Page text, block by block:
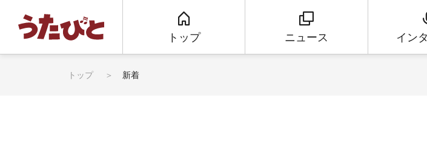
トップ ニュース イン
トップ 新着